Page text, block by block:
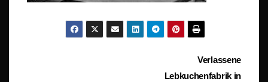
BeitragsnavigationVerlassene
Lebkuchenfabrik in